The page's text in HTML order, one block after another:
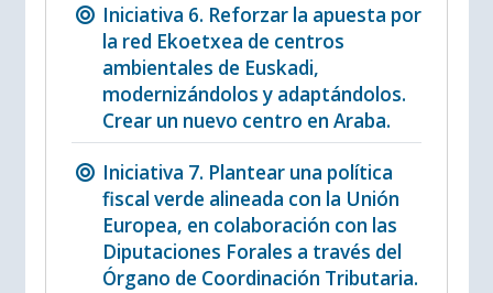
Iniciativa 6. Reforzar la apuesta por
la red Ekoetxea de centros
ambientales de Euskadi,
modernizándolos y adaptándolos.
Crear un nuevo centro en Araba.
Iniciativa 7. Plantear una política
fiscal verde alineada con la Unión
Europea, en colaboración con las
Diputaciones Forales a través del
Órgano de Coordinación Tributaria.